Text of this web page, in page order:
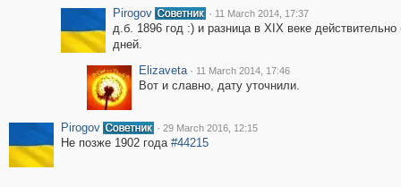
Pirogov
· 11 March 2014, 17:37
д.б. 1896 год :) и разница в XIX веке
дней.
Elizaveta · 11 March 2014, 17:46
Вот и славно, дату уточнили.
Pirogov · 29 March 2016, 12:15
Не позже 1902 года #44215